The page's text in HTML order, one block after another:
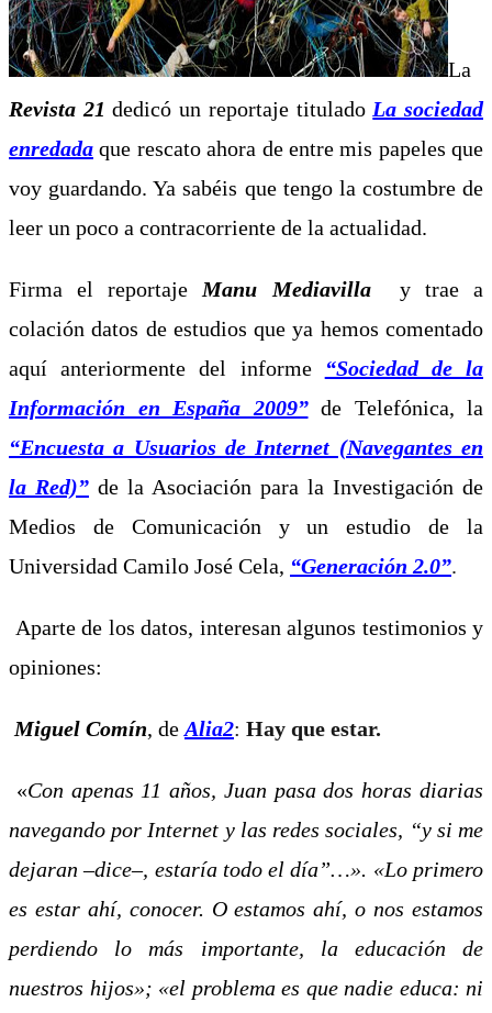
La
Revista 21 dedicó un reportaje titulado La sociedad
enredada que rescato ahora de entre mis papeles que
voy guardando. Ya sabéis que tengo la costumbre de
leer un poco a contracorriente de la actualidad.
Firma el reportaje Manu Mediavillay trae a
colación datos de estudios que ya hemos comentado
aquí anteriormente del informe
“Sociedad de la
Información en España 2009” de Telefónica, la
“Encuesta a Usuarios de Internet (Navegantes en
la Red)” de la Asociación para la Investigación de
Medios de Comunicación y un estudio de la
Universidad Camilo José Cela, “Generación 2.0”.
Aparte de los datos, interesan algunos testimonios y
opiniones:
Miguel Comín, de Alia2: Hay que estar.
«Con apenas 11 años, Juan pasa dos horas diarias
navegando por Internet y las redes sociales, “y si me
dejaran –dice–, estaría todo el día”…». «Lo primero
es estar ahí, conocer. O estamos ahí, o nos estamos
perdiendo lo más importante, la educación de
nuestros hijos»; «el problema es que nadie educa: ni